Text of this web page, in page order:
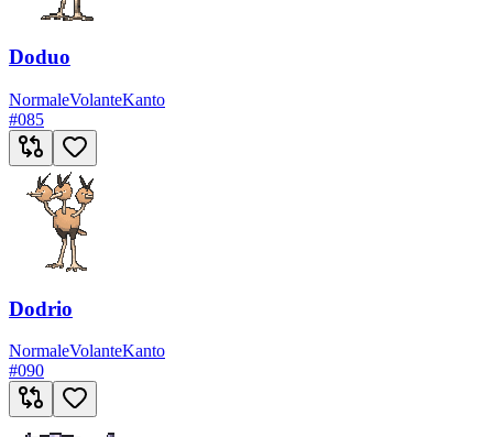
Doduo
NormaleVolanteKanto
#085
Dodrio
NormaleVolanteKanto
#090